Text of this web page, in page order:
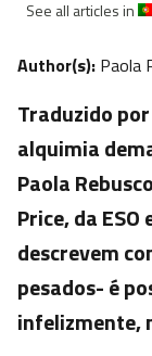
See all articles in
Author(s): Paola
Traduzido
alquimia
Paola
Price, da
descrevem
pesados- é
infelizmente,